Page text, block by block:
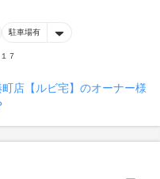
駐車場有
７
店【ルビ宅】のオーナー様